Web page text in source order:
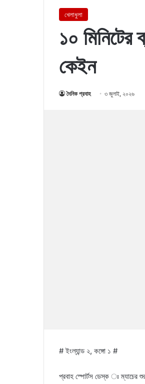
খেলাধুলা
১০ মিনিটের
কেইন
দৈনিক প্রবাহ ৩ জুলাই, ২০২৬
# ইংল্যান্ড ২, কঙ্গো ১ #
প্রবাহ স্পোর্টস ডেস্ক ঃ ম্যাচের